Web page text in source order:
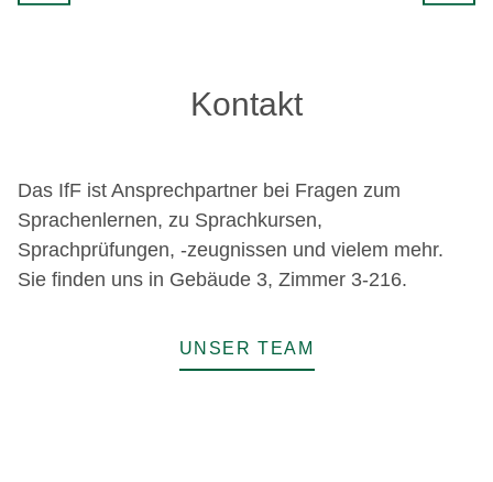
Kontakt
Das IfF ist Ansprechpartner bei Fragen zum
Sprachenlernen, zu Sprachkursen,
Sprachprüfungen, -zeugnissen und vielem mehr.
Sie finden uns in Gebäude 3, Zimmer 3-216.
UNSER TEAM